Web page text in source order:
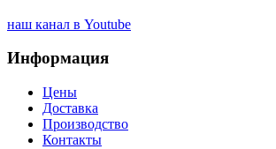
наш канал в Youtube
Информация
Цены
Доставка
Производство
Контакты